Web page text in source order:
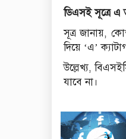
ডিএসই সূত্রে এ
সূত্র জানায়,
দিয়ে ‘এ’
উল্লেখ্য,
যাবে না।